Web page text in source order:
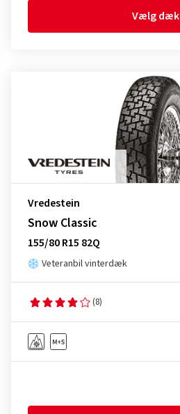
Vælg dæk
Vredestein
Snow Classic
155/80 R15 82Q
Veteranbil vinterdæk
(8)